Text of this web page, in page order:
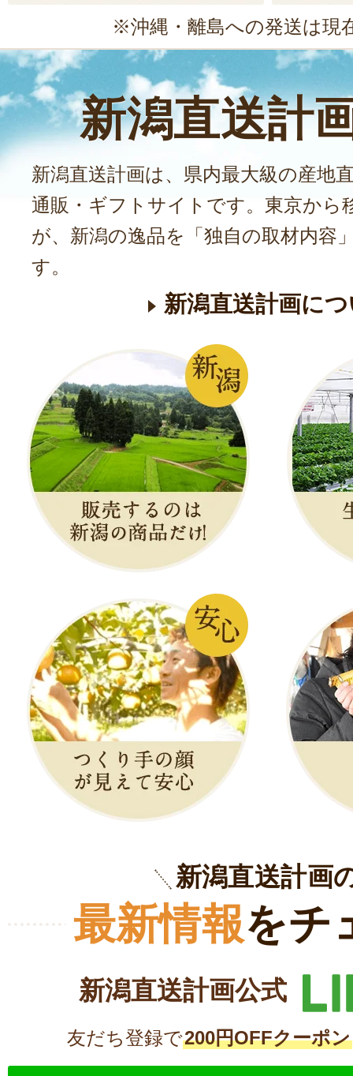
※沖縄・離島への発送は現
新潟直送計
新潟直送計画は、県内最大級の産地
通販・ギフトサイトです。東京から
が、新潟の逸品を「独自の取材内容
す。
新潟直送計画に
新潟直送計画
最新情報をチ
新潟直送計画公式
友だち登録で200円OFFクーポン